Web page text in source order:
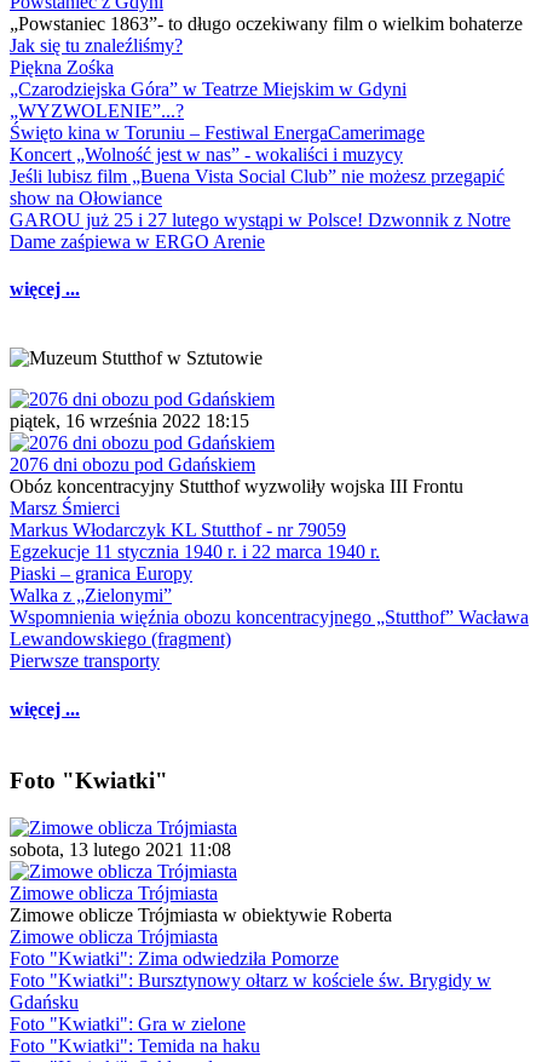
„Powstaniec 1863”- to długo oczekiwany film o wielkim bohaterze
Jak się tu znaleźliśmy?
Piękna Zośka
„Czarodziejska Góra” w Teatrze Miejskim w Gdyni
„WYZWOLENIE”...?
Święto kina w Toruniu – Festiwal EnergaCamerimage
Koncert „Wolność jest w nas” - wokaliści i muzycy
Jeśli lubisz film „Buena Vista Social Club” nie możesz przegapić
show na Ołowiance
GAROU już 25 i 27 lutego wystąpi w Polsce! Dzwonnik z Notre
Dame zaśpiewa w ERGO Arenie
więcej ...
piątek, 16 września 2022 18:15
2076 dni obozu pod Gdańskiem
Obóz koncentracyjny Stutthof wyzwoliły wojska III Frontu
Marsz Śmierci
Markus Włodarczyk KL Stutthof - nr 79059
Egzekucje 11 stycznia 1940 r. i 22 marca 1940 r.
Piaski – granica Europy
Walka z „Zielonymi”
Wspomnienia więźnia obozu koncentracyjnego „Stutthof” Wacława
Lewandowskiego (fragment)
Pierwsze transporty
więcej ...
Foto "Kwiatki"
sobota, 13 lutego 2021 11:08
Zimowe oblicza Trójmiasta
Zimowe oblicze Trójmiasta w obiektywie Roberta
Zimowe oblicza Trójmiasta
Foto "Kwiatki": Zima odwiedziła Pomorze
Foto "Kwiatki": Bursztynowy ołtarz w kościele św. Brygidy w
Gdańsku
Foto "Kwiatki": Gra w zielone
Foto "Kwiatki": Temida na haku